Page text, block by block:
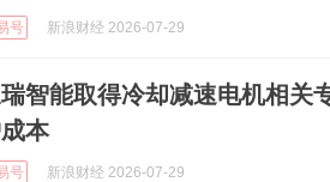
号 新浪财经 2026-07-29
智能取得冷却减速电机相关
本
号 新浪财经 2026-07-29